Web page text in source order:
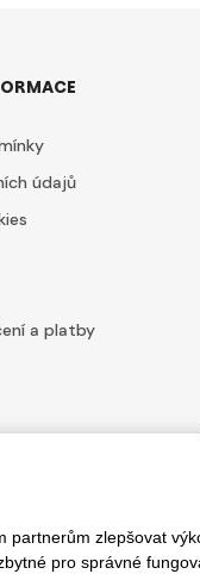
údajů
a platby